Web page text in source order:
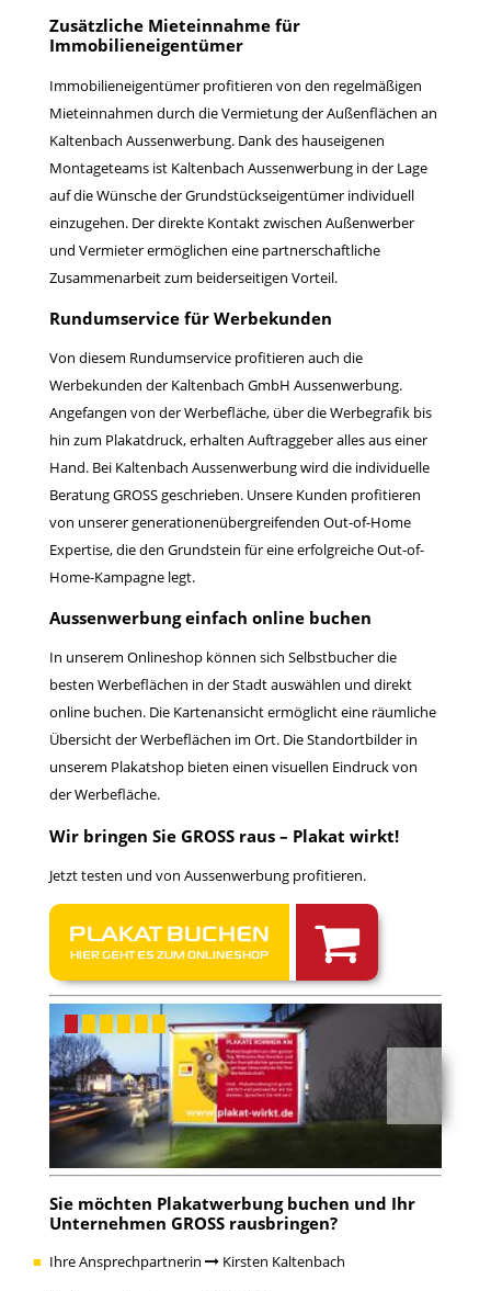
Zusätzliche Mieteinnahme für
Immobilieneigentümer
Immobilieneigentümer profitieren von den regelmäßigen
Mieteinnahmen durch die Vermietung der Außenflächen an
Kaltenbach Aussenwerbung. Dank des hauseigenen
Montageteams ist Kaltenbach Aussenwerbung in der Lage
auf die Wünsche der Grundstückseigentümer individuell
einzugehen. Der direkte Kontakt zwischen Außenwerber
und Vermieter ermöglichen eine partnerschaftliche
Zusammenarbeit zum beiderseitigen Vorteil.
Rundumservice für Werbekunden
Von diesem Rundumservice profitieren auch die
Werbekunden der Kaltenbach GmbH Aussenwerbung.
Angefangen von der Werbefläche, über die Werbegrafik bis
hin zum Plakatdruck, erhalten Auftraggeber alles aus einer
Hand. Bei Kaltenbach Aussenwerbung wird die individuelle
Beratung GROSS geschrieben. Unsere Kunden profitieren
von unserer generationenübergreifenden Out-of-Home
Expertise, die den Grundstein für eine erfolgreiche Out-of-
Home-Kampagne legt.
Aussenwerbung einfach online buchen
In unserem Onlineshop können sich Selbstbucher die
besten Werbeflächen in der Stadt auswählen und direkt
online buchen. Die Kartenansicht ermöglicht eine räumliche
Übersicht der Werbeflächen im Ort. Die Standortbilder in
unserem Plakatshop bieten einen visuellen Eindruck von
der Werbefläche.
Wir bringen Sie GROSS raus – Plakat wirkt!
Jetzt testen und von Aussenwerbung profitieren.
PLAKAT BUCHEN
HIER GEHT ES ZUM ONLINESHOP
Sie möchten Plakatwerbung buchen und Ihr
Unternehmen GROSS rausbringen?
Ihre Ansprechpartnerin Kirsten Kaltenbach